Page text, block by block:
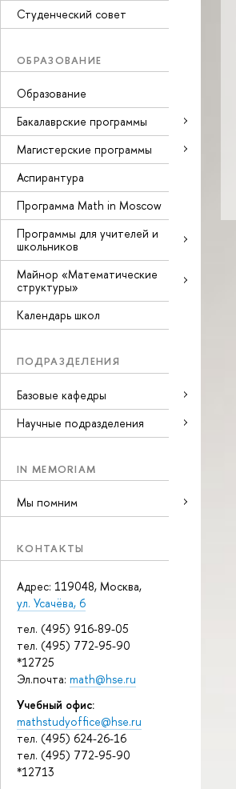
Студенческий совет
ОБРАЗОВАНИЕ
Образование
Бакалаврские программы
Магистерские программы
Аспирантура
Программа Math in Moscow
Программы для учителей и
школьников
Майнор «Математические
структуры»
Календарь школ
ПОДРАЗДЕЛЕНИЯ
Базовые кафедры
Научные подразделения
IN MEMORIAM
Мы помним
КОНТАКТЫ
Адрес: 119048, Москва,
ул. Усачёва, 6
тел. (495) 916-89-05
тел. (495) 772-95-90
*12725
Эл.почта: math@hse.ru
Учебный офис:
mathstudyoffice@hse.ru
тел. (495) 624-26-16
тел. (495) 772-95-90
*12713